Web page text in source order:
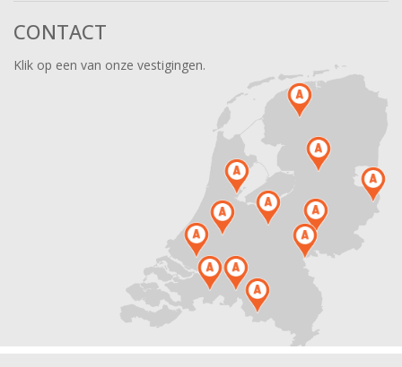
CONTACT
Klik op een van onze vestigingen.